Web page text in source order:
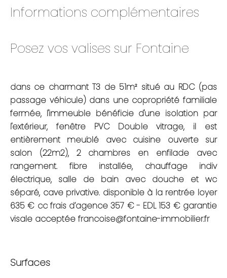
Informations complémentaires
Posez vos valises sur Fontaine
dans ce charmant T3 de 51m² situé au RDC (pas
passage véhicule) dans une copropriété familiale
fermée, l'immeuble bénéficie d'une isolation par
l'extérieur, fenêtre PVC Double vitrage, il est
entièrement meublé avec cuisine ouverte sur
salon (22m2), 2 chambres en enfilade avec
rangement. fibre installée, chauffage indiv
électrique, salle de bain avec douche et wc
séparé, cave privative. disponible à la rentrée loyer
635 € cc frais d’agence 357 € - EDL 153 € garantie
visale acceptée francoise@fontaine-immobilier.fr
Surfaces